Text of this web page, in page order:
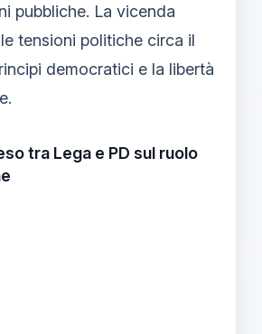
pubbliche. La vicenda
tensioni politiche circa il
democratici e la libertà
tra Lega e PD sul ruolo